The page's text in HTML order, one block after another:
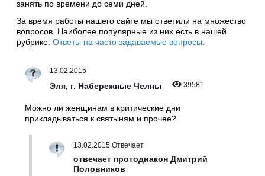
занять по времени до семи дней.
За время работы нашего сайте мы ответили на множество
вопросов. Наиболее популярные из них есть в нашей
рубрике: Ответы на часто задаваемые вопросы
13.02.2015
Эля, г. Набережные Челны 39581
Можно ли женщинам в критические дни
прикладываться к святыням и прочее?
13.02.2015 Отвечает
отвечает протодиакон Дмитрий
Половников